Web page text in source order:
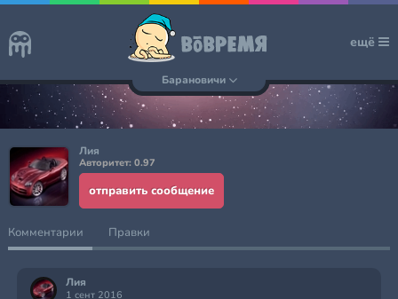
ещё
Барановичи
Лия
Авторитет: 0.97
отправить сообщение
Комментарии Правки
Лия
1 сент 2016